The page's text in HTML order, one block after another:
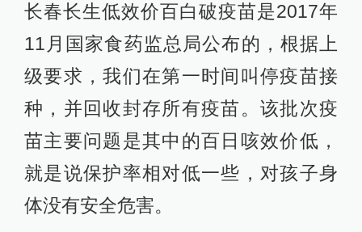
长春长生低效价百白破疫苗是2017年
11月国家食药监总局公布的，根据上
级要求，我们在第一时间叫停疫苗接
种，并回收封存所有疫苗。该批次疫
苗主要问题是其中的百日咳效价低，
就是说保护率相对低一些，对孩子身
体没有安全危害。